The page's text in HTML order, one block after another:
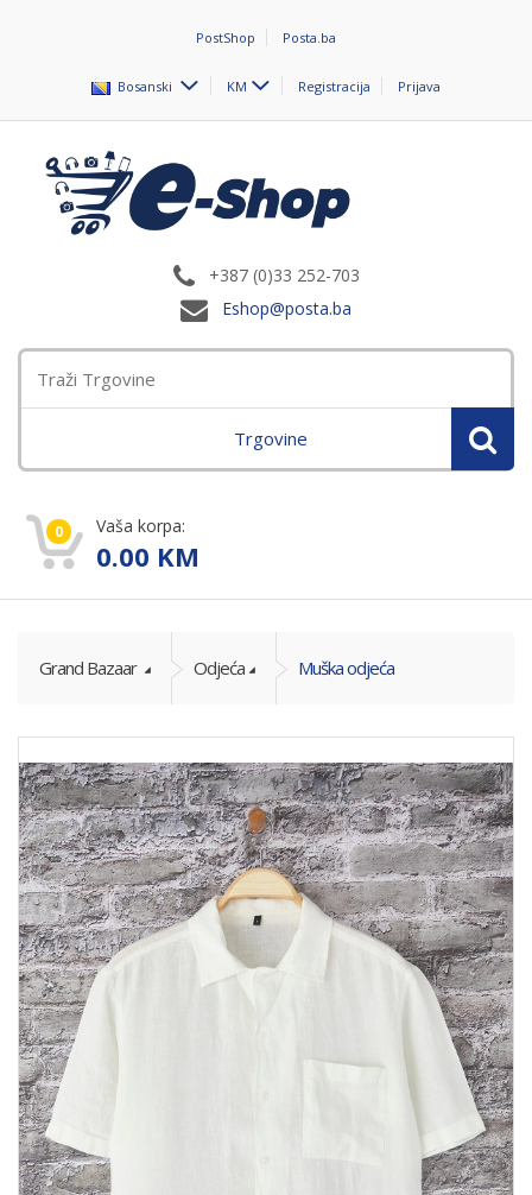
PostShop Posta.ba
Bosanski KM Registracija Prijava
+387 (0)33 252-703
Eshop@posta.ba
Trgovine
0 Vaša korpa:
0.00 KM
Grand Bazaar Odjeća Muška odjeća